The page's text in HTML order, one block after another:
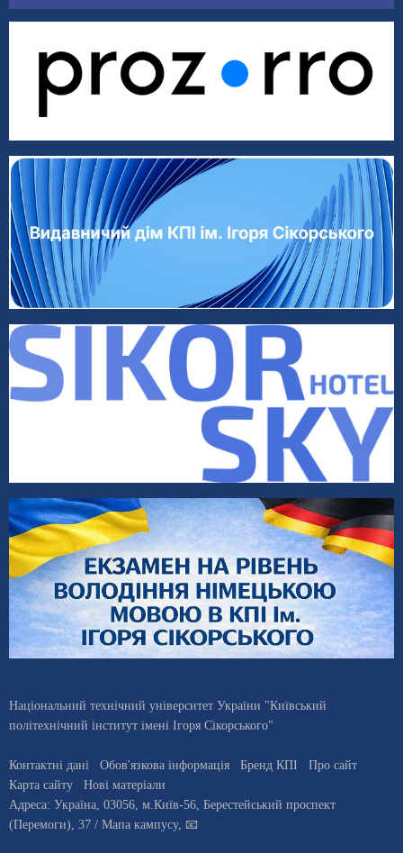
Національний технічний університет України "Київський
політехнічний інститут імені Ігоря Сікорського"
Контактні дані Обов'язкова інформація Бренд КПІ
Про сайт
Карта сайту
Нові матеріали
Адреса: Україна, 03056, м.Київ-56, Берестейський проспект
(Перемоги), 37 / Мапа кампусу, 📧